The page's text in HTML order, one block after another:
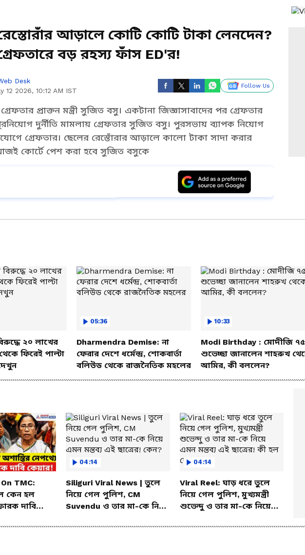
আড়ালে কোটি কোটি টাকা লেনদেন?
বড় রহস্য ফাঁস ED'র!
Desk
12 2026, 10:12 AM IST
Follow Us
প্রাক্তন মন্ত্রী সুজিত বসু। একটানা জিজ্ঞাসাবাদের পর গ্রেফতার
দুর্নীতি মামলায় গ্রেফতার সুজিত বসু। পুরসভায় ব্যাপক নিয়োগ
গ্রেফতার। ছেলের রেস্তোঁরার আড়ালে কালো টাকা সাদা করার
কোর্টে পেশ করা হবে সুজিত বসুকে
২০ লাখের
ফিরেই পাল্টা
05:36
Dharmendra Demise: না
ফেরার দেশে ধর্মেন্দ্র, শোকবার্তা
বলিউড থেকে রাজনৈতিক মহলের
10:33
Modi Birthday : মোদীজি
শুভেচ্ছা জানালেন শাহরুখ
আমির, কী বললেন?
TMC:
কেন হল
দাবি
04:14
Siliguri Viral News | তুলে
নিয়ে গেল পুলিশ, CM
Suvendu ও তার মা-কে নিয়ে
04:14
Viral Reel: ঘাড় ধরে তুলে
নিয়ে গেল পুলিশ, মুখ্যমন্ত্রী
শুভেন্দু ও তার মা-কে নিয়ে
দেখুন!